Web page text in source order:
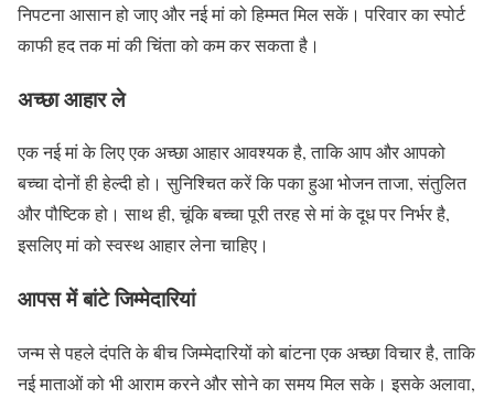
निपटना आसान हो जाए और नई मां को हिम्मत मिल सकें। परिवार का स्पोर्ट
काफी हद तक मां की चिंता को कम कर सकता है।
अच्छा आहार ले
एक नई मां के लिए एक अच्छा आहार आवश्यक है, ताकि आप और आपको
बच्चा दोनों ही हेल्दी हो। सुनिश्चित करें कि पका हुआ भोजन ताजा, संतुलित
और पौष्टिक हो। साथ ही, चूंकि बच्चा पूरी तरह से मां के दूध पर निर्भर है,
इसलिए मां को स्वस्थ आहार लेना चाहिए।
आपस में बांटे जिम्मेदारियां
जन्म से पहले दंपति के बीच जिम्मेदारियों को बांटना एक अच्छा विचार है, ताकि
नई माताओं को भी आराम करने और सोने का समय मिल सके। इसके अलावा,